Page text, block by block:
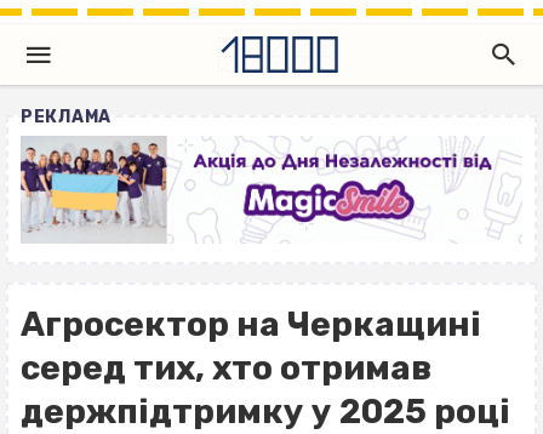
РЕКЛАМА
Агросектор на Черкащині
серед тих, хто отримав
держпідтримку у 2025 році